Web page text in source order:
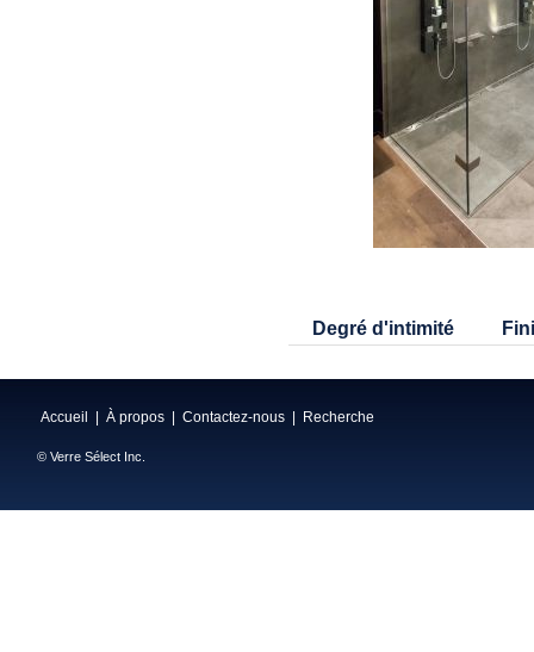
Degré d'intimité
Accueil À propos Contactez-nous Recherche
© Verre Sélect Inc.